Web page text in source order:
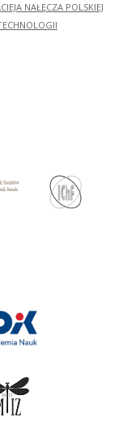
NAŁĘCZA POLSKIEJ